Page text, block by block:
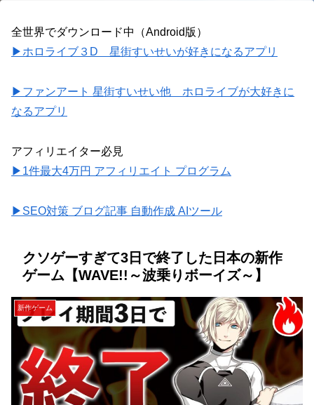
全世界でダウンロード中（Android版）
▶ホロライブ３D 星街すいせいが好きになるアプリ
▶ファンアート 星街すいせい他 ホロライブが大好きに
なるアプリ
アフィリエイター必見
▶1件最大4万円 アフィリエイト プログラム
▶SEO対策 ブログ記事 自動作成 AIツール
クソゲーすぎて3日で終了した日本の新作
ゲーム【WAVE!!～波乗りボーイズ～】
新作ゲーム